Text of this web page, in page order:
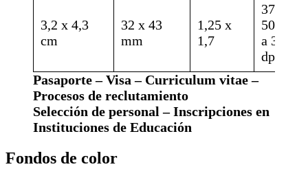
3,2 x 4,3
cm
32 x 43
mm
1,25 x
1,7
378 x
508 px
a 300
dpi
Pasaporte – Visa – Curriculum vitae –
Procesos de reclutamiento
Selección de personal – Inscripciones en
Instituciones de Educación
Fondos de color